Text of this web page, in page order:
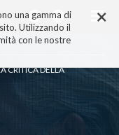
×
una gamma di
Utilizzando il
con le nostre
CRITICA DELLA